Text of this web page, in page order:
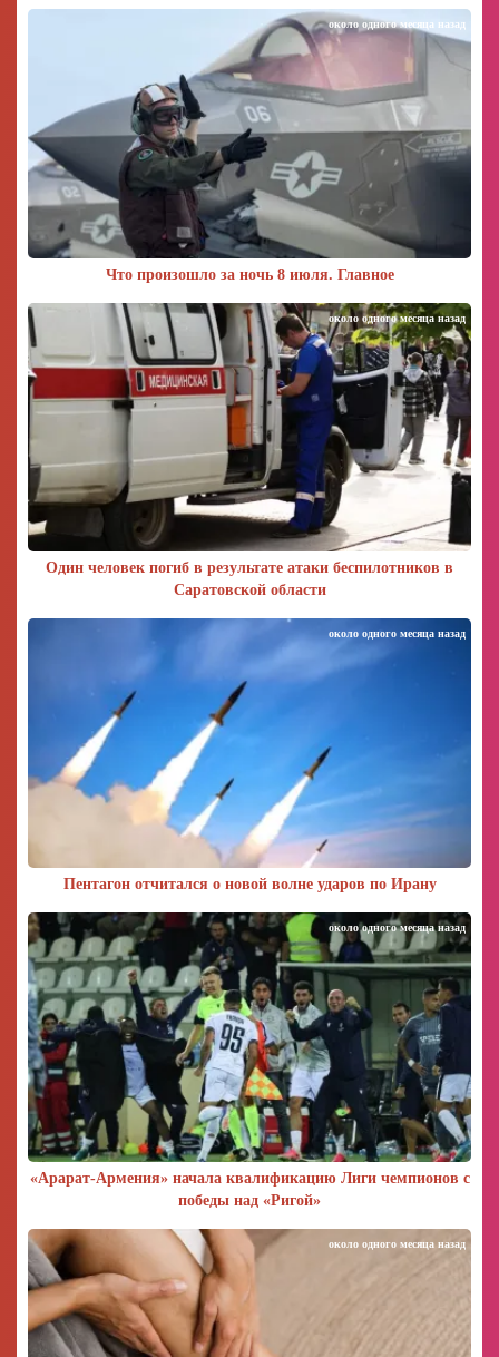
Что произошло за ночь 8 июля. Главное
около одного месяца назад
Один человек погиб в результате атаки беспилотников в
Саратовской области
около одного месяца назад
Пентагон отчитался о новой волне ударов по Ирану
около одного месяца назад
«Арарат‑Армения» начала квалификацию Лиги чемпионов с
победы над «Ригой»
около одного месяца назад
около одного месяца назад